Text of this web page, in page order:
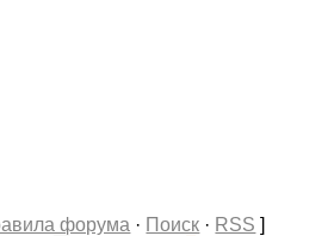
форума · Поиск · RSS ]